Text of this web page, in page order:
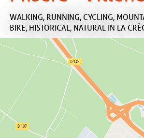
WALKING, RUNNING, CYCLING,
BIKE, HISTORICAL, NATURAL IN LA